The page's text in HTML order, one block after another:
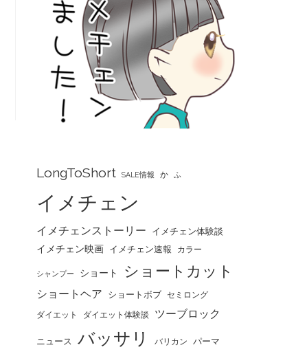
LongToShort SALE情報 か ふ
イメチェン
イメチェンストーリー イメチェン体験談
イメチェン映画 イメチェン速報 カラー
シャンプー ショート ショートカット
ショートヘア ショートボブ セミロング
ダイエット ダイエット体験談 ツーブロック
ニュース バッサリ バリカン パーマ